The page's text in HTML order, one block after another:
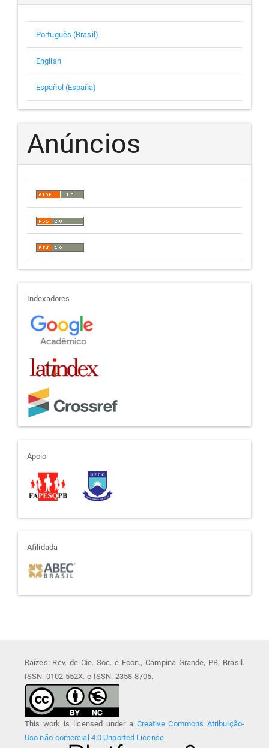
Português (Brasil)
English
Español (España)
Anúncios
indexadores
Indexadores
apoio
Apoio
afiliada
Afilidada
Raízes: Rev. de Cie. Soc. e Econ., Campina Grande, PB, Brasil.
ISSN: 0102-552X. e-ISSN: 2358-8705.
This work is licensed under a Creative Commons Atribuição-
Uso não-comercial 4.0 Unported License.